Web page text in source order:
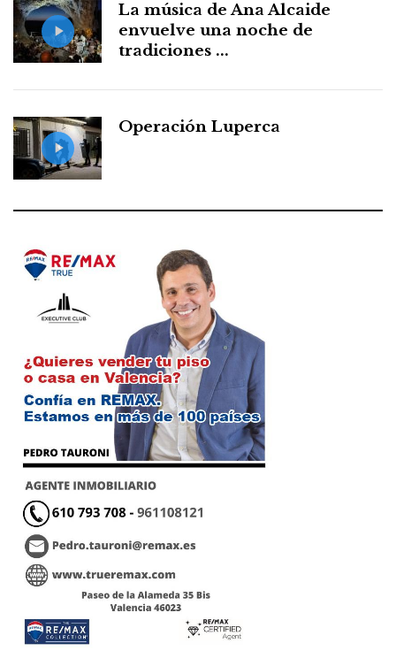
La música de Ana Alcaide
envuelve una noche de
tradiciones ...
Operación Luperca